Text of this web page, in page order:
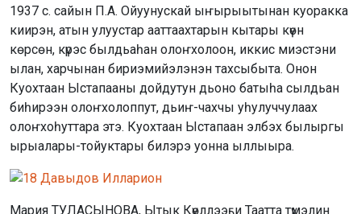
1937 с. сайын П.А. Ойуунускай ыҥырыытынан куоракка
киирэн, атын улуустар ааттаахтарын кытары күөн
көрсөн, күрэс былдьаһан олоҥхолоон, иккис миэстэни
ылан, харчынан бириэмийэлэнэн тахсыбыта. Онон
Куохтаан Ыстапааны дойдутун дьоно батыһа сылдьан
биһирээн олоҥхолоппут, дьиҥ-чахчы уһулуччулаах
олоҥхоһуттара этэ. Куохтаан Ыстапаан элбэх былыргы
ырыалары-тойуктары билэрэ уонна ыллыыра.
Мария ТУЛАСЫНОВА, Ытык Күөллээҕи Таатта түмэлин